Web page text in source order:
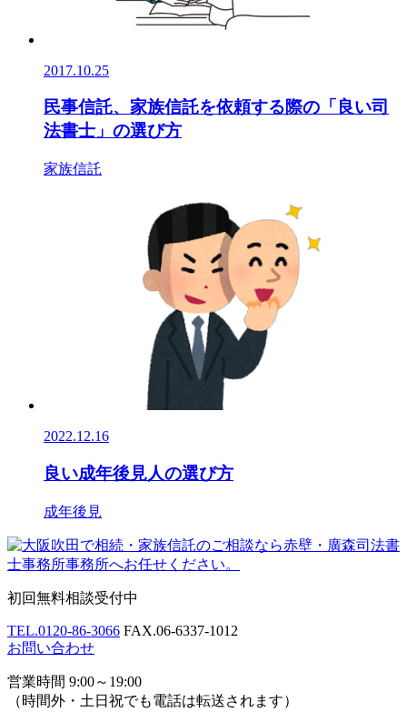
2017.10.25
民事信託、家族信託を依頼する際の「良い司
法書士」の選び方
家族信託
2022.12.16
良い成年後見人の選び方
成年後見
初回無料相談受付中
TEL.0120-86-3066 FAX.06-6337-1012
お問い合わせ
営業時間 9:00～19:00
（時間外・土日祝でも電話は転送されます）